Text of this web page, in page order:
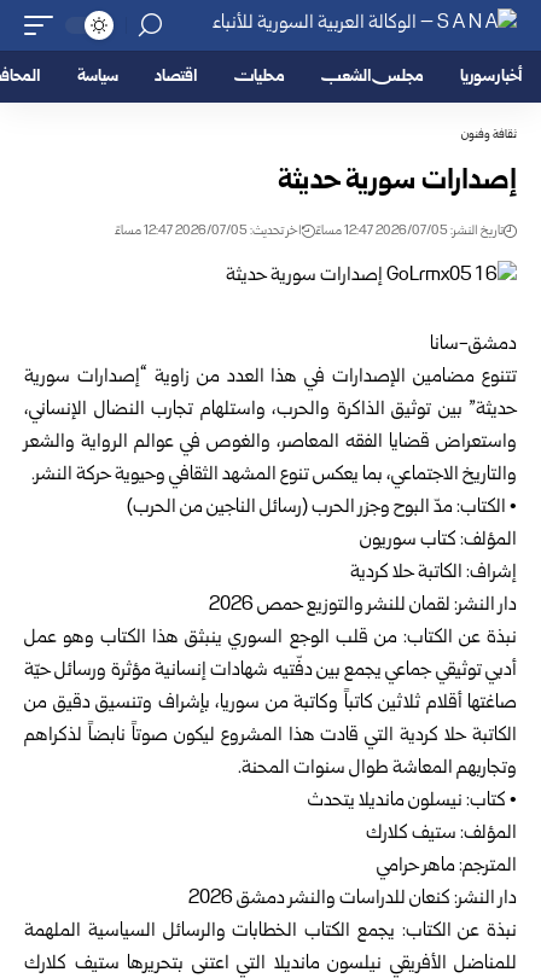
أخبار سوريا مجلس الشعب محليات اقتصاد سياسة
ثقافة وفنون
إصدارات سورية حديثة
تاريخ النشر: 2026/07/05 12:47 مساءً اخر تحديث: 2026/07/05 12:47 مساءً
دمشق-سانا
تتنوع مضامين الإصدارات في هذا العدد من زاوية “إصدارات سورية
حديثة” بين توثيق الذاكرة والحرب، واستلهام تجارب النضال الإنساني،
واستعراض قضايا الفقه المعاصر، والغوص في عوالم الرواية والشعر
والتاريخ الاجتماعي، بما يعكس تنوع المشهد الثقافي وحيوية حركة النشر.
• الكتاب: مدّ البوح وجزر الحرب (رسائل الناجين من الحرب)
المؤلف: كتاب سوريون
إشراف: الكاتبة حلا كردية
دار النشر: لقمان للنشر والتوزيع حمص 2026
نبذة عن الكتاب: من قلب الوجع السوري ينبثق هذا الكتاب وهو عمل
أدبي توثيقي جماعي يجمع بين دفّتيه شهادات إنسانية مؤثرة ورسائل حيّة
صاغتها أقلام ثلاثين كاتباً وكاتبة من سوريا، بإشراف وتنسيق دقيق من
الكاتبة حلا كردية التي قادت هذا المشروع ليكون صوتاً نابضاً لذكراهم
وتجاربهم المعاشة طوال سنوات المحنة.
• كتاب: نيسلون مانديلا يتحدث
المؤلف: ستيف كلارك
المترجم: ماهر حرامي
دار النشر: كنعان للدراسات والنشر دمشق 2026
نبذة عن الكتاب: يجمع الكتاب الخطابات والرسائل السياسية الملهمة
للمناضل الأفريقي نيلسون مانديلا التي اعتنى بتحريرها ستيف كلارك